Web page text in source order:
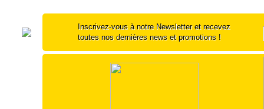
Inscrivez-vous à notre Newsletter et recevez
toutes nos dernières news et promotions !